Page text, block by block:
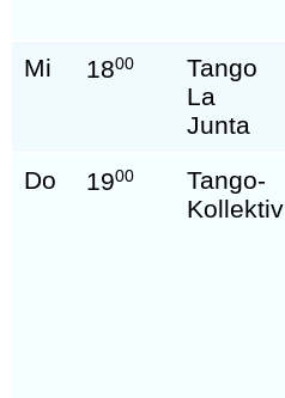
Mi 1800
Tango
La
Junta
Do 1900
Tango-
Kollektiv